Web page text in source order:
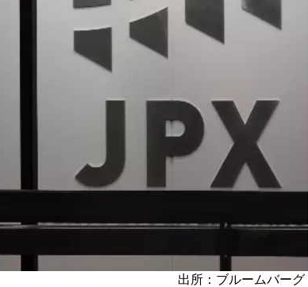
出所：ブルームバーグ